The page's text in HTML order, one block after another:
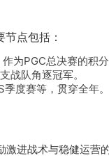
点包括：
为PGC总决赛的积分
战队角逐冠军。
度赛等，贯穿全年。
进战术与稳健运营的